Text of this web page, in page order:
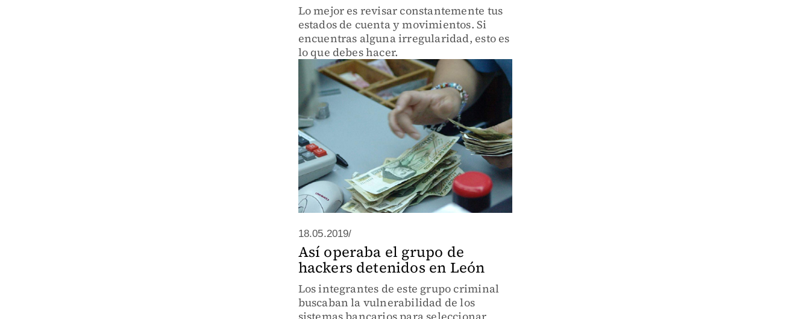
Lo mejor es revisar constantemente tus
estados de cuenta y movimientos. Si
encuentras alguna irregularidad, esto es
lo que debes hacer.
18.05.2019/
Así operaba el grupo de
hackers detenidos en León
Los integrantes de este grupo criminal
buscaban la vulnerabilidad de los